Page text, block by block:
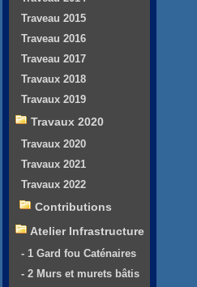
Traveau 2015
Traveau 2016
Traveau 2017
Travaux 2018
Travaux 2019
Travaux 2020
Travaux 2020
Travaux 2021
Travaux 2022
Contributions
Atelier Infrastructure
- 1 Gard fou Caténaires
- 2 Murs et murets bâtis